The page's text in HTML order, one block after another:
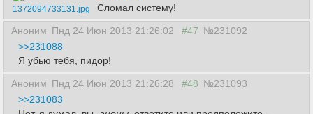
1372094733131.jpg
Сломал систему!
Аноним Пнд 24 Июн 2013 21:26:02 #47 №231092
>>231088
Я убью тебя, пидор!
Аноним Пнд 24 Июн 2013 21:26:28 #48 №231093
>>231083